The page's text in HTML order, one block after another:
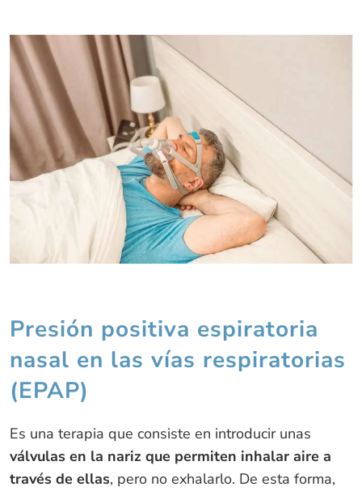
Presión positiva espiratoria
nasal en las vías respiratorias
(EPAP)
Es una terapia que consiste en introducir unas
válvulas en la nariz que permiten inhalar aire a
través de ellas, pero no exhalarlo. De esta forma,